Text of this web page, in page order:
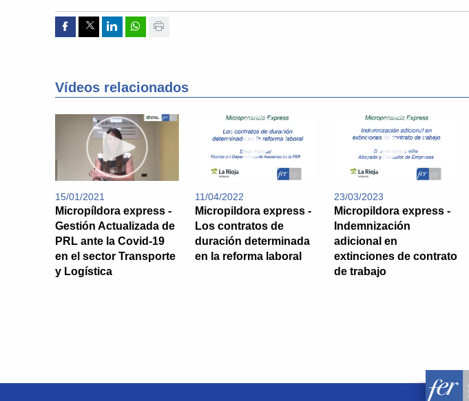
Compartir por Facebook
Compartir por Twitter
Compartir por Linkedin
Compartir por whatsapp
Vídeos relacionados
15/01/2021
Micropíldora express -
Gestión Actualizada de
PRL ante la Covid-19
en el sector Transporte
y Logística
11/04/2022
Micropildora express -
Los contratos de
duración determinada
en la reforma laboral
23/03/2023
Micropildora express -
Indemnización
adicional en
extinciones de contrato
de trabajo